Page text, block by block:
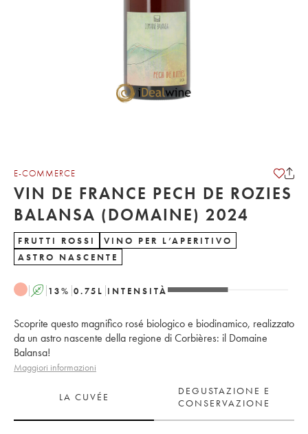
E-COMMERCE
VIN DE FRANCE PECH DE ROZIES
BALANSA (DOMAINE) 2024
FRUTTI ROSSI
VINO PER L’APERITIVO
ASTRO NASCENTE
A 13% 0.75 L INTENSITÀ
Scoprite questo magnifico rosé biologico e biodinamico, realizzato
da un astro nascente della regione di Corbières: il Domaine
Balansa!
Maggiori informazioni
LA CUVÉE
DEGUSTAZIONE E
CONSERVAZIONE